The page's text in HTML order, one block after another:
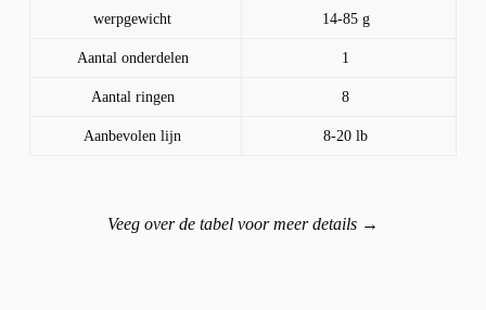
werpgewicht 14-85 g
Aantal onderdelen 1
Aantal ringen 8
Aanbevolen lijn 8-20 lb
Veeg over de tabel voor meer details →